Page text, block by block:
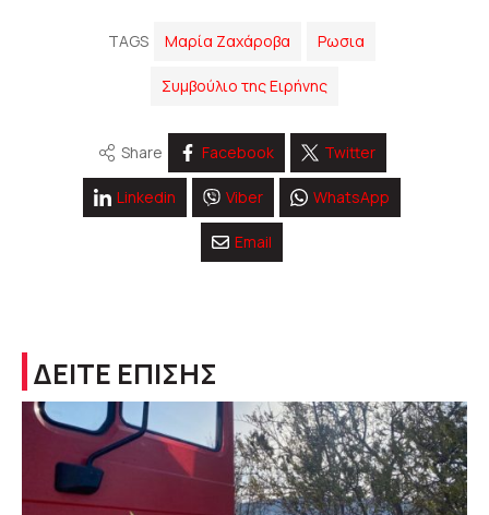
TAGS Μαρία Ζαχάροβα Ρωσια
Συμβούλιο της Ειρήνης
Share Facebook Twitter
Linkedin Viber WhatsApp
Email
ΔΕΙΤΕ ΕΠΙΣΗΣ